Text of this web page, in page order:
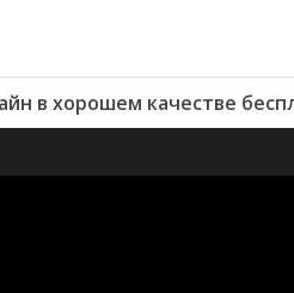
в хорошем качестве